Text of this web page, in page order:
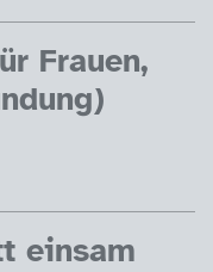
Frauen,
einsam